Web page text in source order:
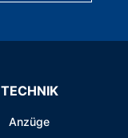
TECHNIK
Anzüge